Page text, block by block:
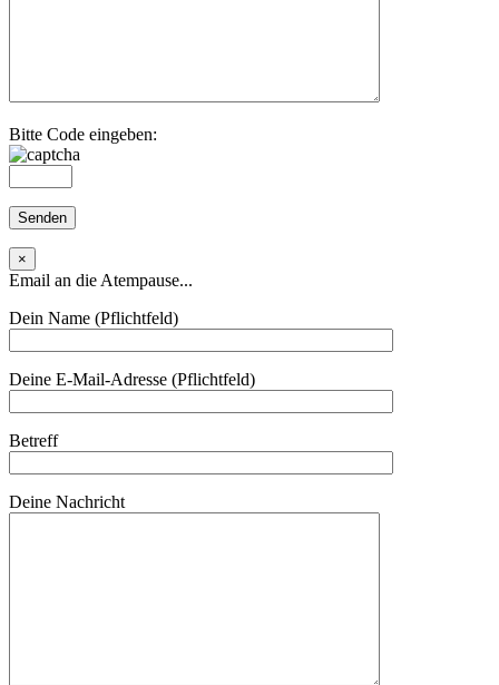
Bitte Code eingeben:
×
Email an die Atempause...
Dein Name (Pflichtfeld)
Deine E-Mail-Adresse (Pflichtfeld)
Betreff
Deine Nachricht